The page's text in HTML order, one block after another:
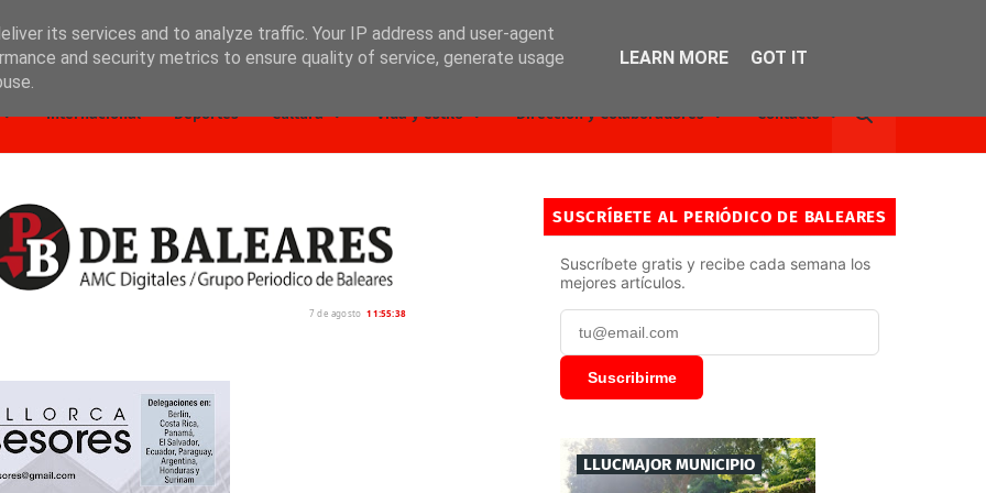
Internacional Deportes Cultura Vida y estilo Dirección y Colaboradores Contacto
7 de agosto 11:55:39
SUSCRÍBETE AL PERIÓDICO DE BALEARES
Suscríbete gratis y recibe cada semana los
mejores artículos.
Suscribirme
LLUCMAJOR MUNICIPIO
its services and to analyze traffic. Your IP address and user-agent
and security metrics to ensure quality of service, generate usage
LEARN MORE GOT IT